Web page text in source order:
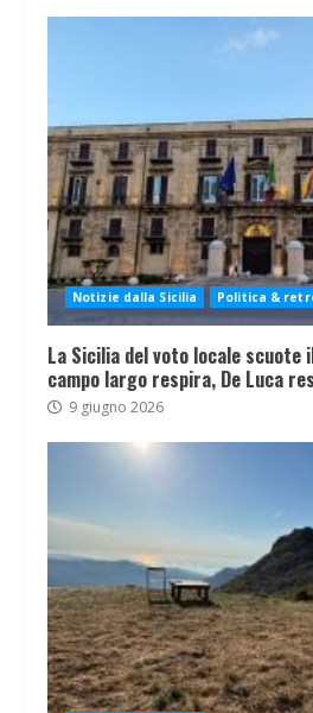
Notizie dalla Sicilia Politica &
La Sicilia del voto locale
campo largo respira, De Luca
9 giugno 2026